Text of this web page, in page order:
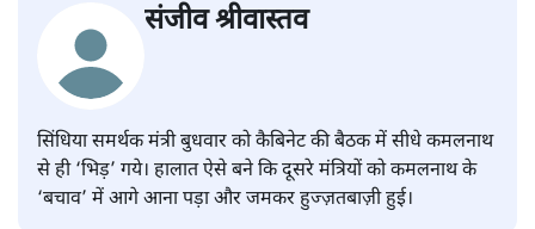
संजीव श्रीवास्तव
सिंधिया समर्थक मंत्री बुधवार को कैबिनेट की बैठक में सीधे कमलनाथ
से ही ‘भिड़’ गये। हालात ऐसे बने कि दूसरे मंत्रियों को कमलनाथ के
‘बचाव’ में आगे आना पड़ा और जमकर हुज्ज़तबाज़ी हुई।